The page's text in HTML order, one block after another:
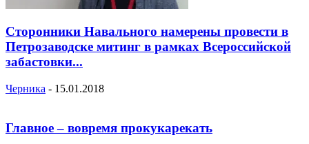
Сторонники Навального намерены провести в
Петрозаводске митинг в рамках Всероссийской
забастовки...
Черника - 15.01.2018
Главное – вовремя прокукарекать